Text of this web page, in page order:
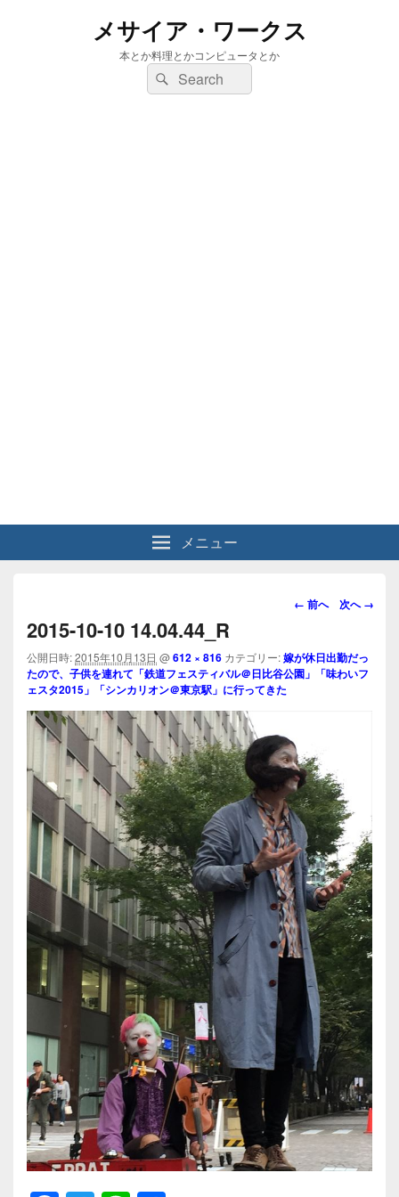
メサイア・ワークス
本とか料理とかコンピュータとか
検
索:
検
索
メニュー
画
ビ
ゲ
ョ
ン
← 前へ 次へ →
2015-10-10 14.04.44_R
公開日時:2015年10月13日 @612 × 816 カテゴリー:嫁が休日出勤だっ
たので、子供を連れて「鉄道フェスティバル＠日比谷公園」「味わいフ
ェスタ2015」「シンカリオン＠東京駅」に行ってきた